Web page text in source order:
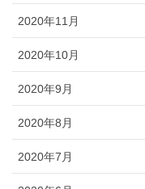
2020年11月
2020年10月
2020年9月
2020年8月
2020年7月